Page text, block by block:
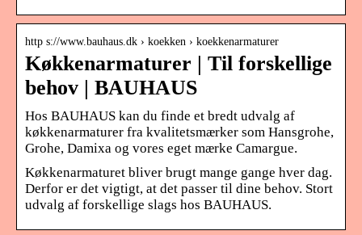
http s://www.bauhaus.dk › koekken › koekkenarmaturer
Køkkenarmaturer | Til forskellige
behov | BAUHAUS
Hos BAUHAUS kan du finde et bredt udvalg af
køkkenarmaturer fra kvalitetsmærker som Hansgrohe,
Grohe, Damixa og vores eget mærke Camargue.
Køkkenarmaturet bliver brugt mange gange hver dag.
Derfor er det vigtigt, at det passer til dine behov. Stort
udvalg af forskellige slags hos BAUHAUS.